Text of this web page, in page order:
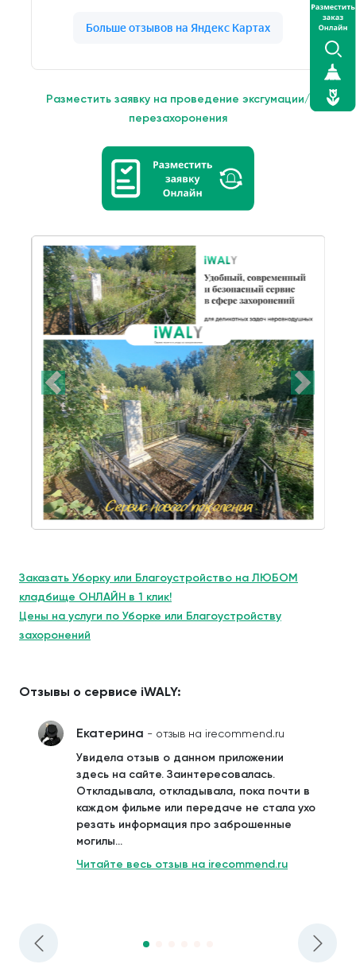
Разместить заявку на проведение эксгумации/
перезахоронения
Заказать Уборку или Благоустройство на ЛЮБОМ
кладбище ОНЛАЙН в 1 клик!
Цены на услуги по Уборке или Благоустройству
захоронений
Отзывы о сервисе iWALY:
Екатерина - отзыв на irecommend.ru
Увидела отзыв о данном приложении
здесь на сайте. Заинтересовалась.
Откладывала, откладывала, пока почти в
каждом фильме или передаче не стала ухо
резать информация про заброшенные
могилы...
Читайте весь отзыв на irecommend.ru